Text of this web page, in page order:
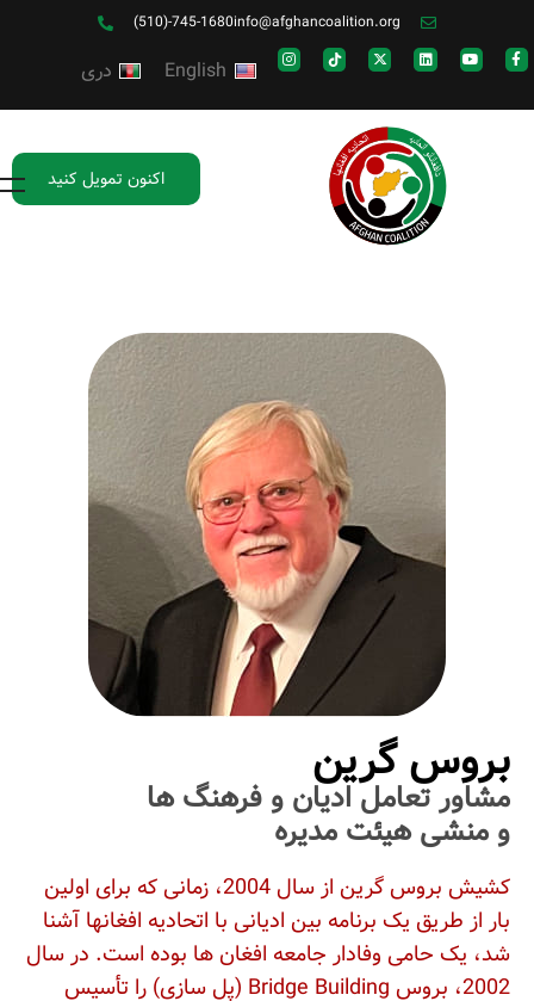
info@afghancoalition.org
(510)-745-1680
English دری
اکنون تمویل کنید
بروس گرین
مشاور تعامل ادیان و فرهنگ ها
و منشی هیئت مدیره
کشیش بروس گرین از سال 2004، زمانی که برای اولین
بار از طریق یک برنامه بین ادیانی با اتحادیه افغانها آشنا
شد، یک حامی وفادار جامعه افغان ها بوده است. در سال
2002، بروس Bridge Building (پل‌ سازی) را تأسیس